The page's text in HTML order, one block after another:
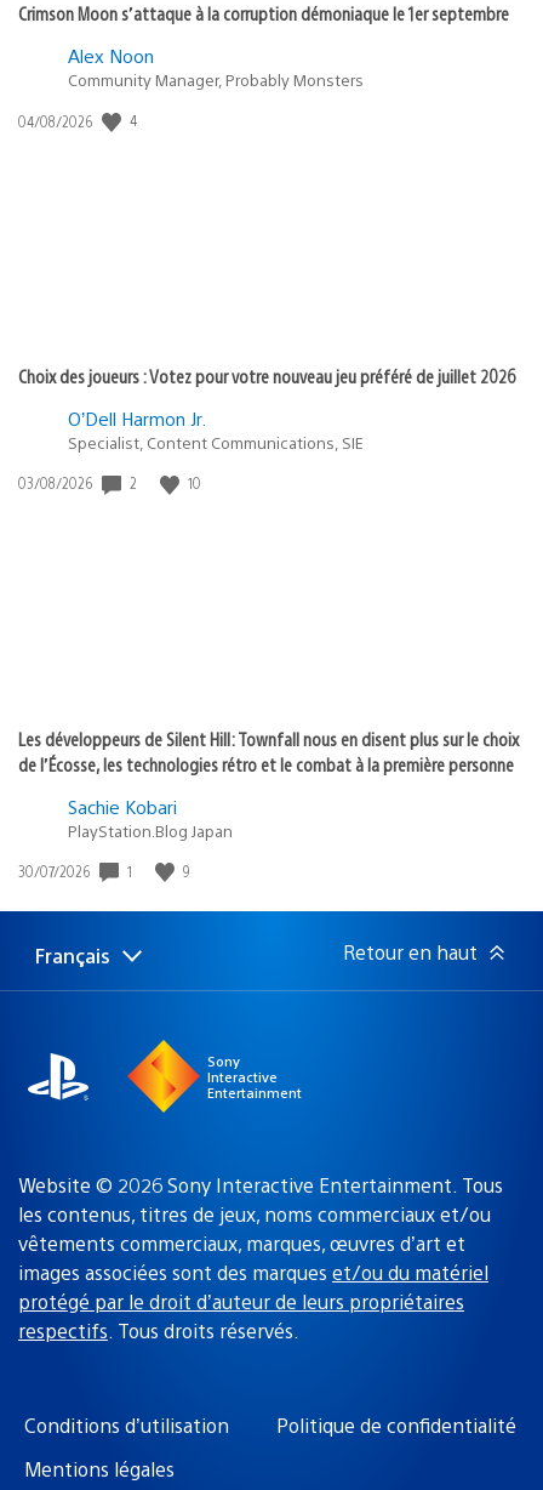
Crimson Moon s’attaque à la corruption démoniaque le 1er septembre
Alex Noon
Community Manager, Probably Monsters
Date
04/08/2026 4
Choix des joueurs : Votez pour votre nouveau jeu préféré de juillet 2026
O’Dell Harmon Jr.
Specialist, Content Communications, SIE
Date
03/08/2026 2 10
Les développeurs de Silent Hill: Townfall nous en disent plus sur le choix
de l’Écosse, les technologies rétro et le combat à la première personne
Sachie Kobari
PlayStation.Blog Japan
Date
publication
30/07/2026 1 9
Choisir
une
Région
actuelle
Français Retour en haut
Sony
Interactive
Entertainment
Website © 2026 Sony Interactive Entertainment. Tous
les contenus, titres de jeux, noms commerciaux et/ou
vêtements commerciaux, marques, œuvres d’art et
images associées sont des marques et/ou du matériel
protégé par le droit d’auteur de leurs propriétaires
respectifs. Tous droits réservés.
Conditions d’utilisation
Politique de confidentialité
Mentions légales